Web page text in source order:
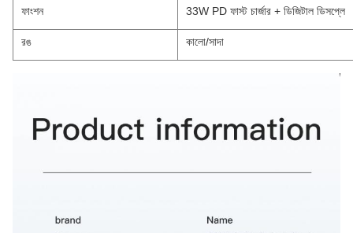
ফাংশন 33W PD ফাস্ট চার্জার + ডিজিটাল ডিসপ্লে
রঙ কালো/সাদা